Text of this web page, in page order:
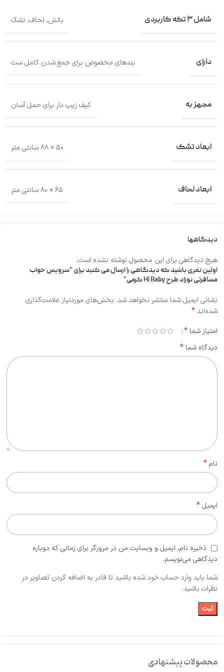
شامل ۳ تکه کاربردی بالش, لحاف, تشک
دارای بندهای مخصوص برای جمع شدن کامل ست
مجهز به کیف زیپ‌ دار برای حمل آسان
ابعاد تشک ۵۰ × ۸۸ سانتی‌ متر
ابعاد لحاف ۶۵ × ۸۰ سانتی‌ متر
دیدگاهها
هیچ دیدگاهی برای این محصول نوشته نشده است.
اولین نفری باشید که دیدگاهی را ارسال می کنید برای “سرویس خواب
مسافرتی نوزاد طرح Hi Baby کرمی”
نشانی ایمیل شما منتشر نخواهد شد. بخش‌های موردنیاز علامت‌گذاری
شده‌اند*
امتیاز شما *
دیدگاه شما *
نام*
ایمیل*
ذخیره نام، ایمیل و وبسایت من در مرورگر برای زمانی که دوباره
دیدگاهی می‌نویسم.
شما باید وارد حساب خود شده باشید تا قادر به اضافه کردن تصاویر در
نظرات باشید.
محصولات پیشنهادی